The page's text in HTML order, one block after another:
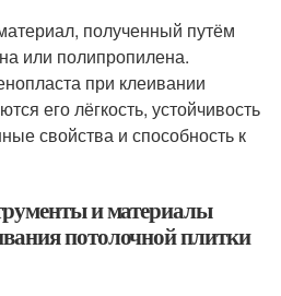
полученный путём
или полипропилена.
при клеивании
его лёгкость, устойчивость
свойства и способность к
и материалы
потолочной плитки